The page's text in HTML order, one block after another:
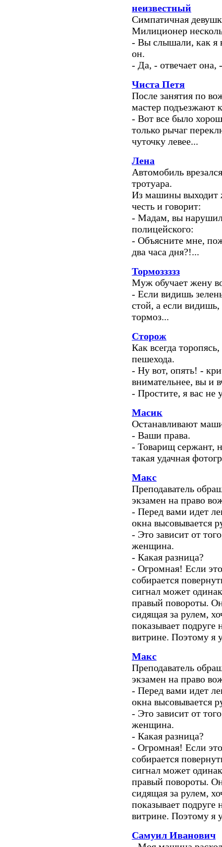
неизвестный
Симпатичная
Милиционер
- Вы слышали, как я
он.
- Да, - отвечает она,
Чиста Петя
После занятия по
мастер подъезжают
- Вот все было
только рычаг
чуточку левее...
Лена
Автомобиль
тротуара.
Из машины выходит
честь и говорит:
- Мадам, вы
полицейского:
- Объясните мне,
два часа дня?!...
Тормоззззз
Муж обучает жену
- Если видишь
стой, а если
тормоз...
Сторож
Как всегда
пешехода.
- Ну вот, опять! -
внимательнее, вы и
- Простите, я вас не
Масик
Останавливают
- Ваши права.
- Товарищ сержант,
такая удачная
Макс
Преподаватель
экзамен на право
- Перед вами идет
окна высовывается
- Это зависит от
женщина.
- Какая разница?
- Огромная! Если
собирается
сигнал может
правый повороты.
сидящая за рулем,
показывает
витрине. Поэтому я
Макс
Преподаватель
экзамен на право
- Перед вами идет
окна высовывается
- Это зависит от
женщина.
- Какая разница?
- Огромная! Если
собирается
сигнал может
правый повороты.
сидящая за рулем,
показывает
витрине. Поэтому я
Самуил Иванович